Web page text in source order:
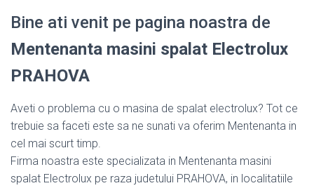
Bine ati venit pe pagina noastra de
Mentenanta masini spalat Electrolux
PRAHOVA
Aveti o problema cu o masina de spalat electrolux? Tot ce
trebuie sa faceti este sa ne sunati va oferim Mentenanta in
cel mai scurt timp.
Firma noastra este specializata in Mentenanta masini
spalat Electrolux pe raza judetului PRAHOVA, in localitatiile